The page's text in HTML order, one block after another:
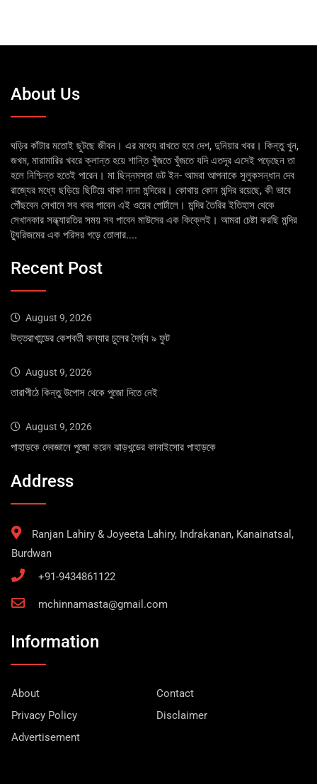
About Us
ঘড়ির কাঁটার মতোই ছুটছে জীবন। এর মধ্যে রাখতে হবে দেশ, দুনিয়ার খবর। কিন্তু খুন,
জখম, মারামারির খবরে ক্লান্ত হয়ে শান্তি খুঁজতে খুঁজতে যদি এতদূর এসেই পড়েছেন তা
হলে নিশ্চিন্ত হতেই পারেন। মা ছিন্নমস্তা ডট ইন- আমরা আপনাকে সুলুকসন্ধান দেব
রাজ্যের মধ্যে ছড়িয়ে ছিটিয়ে থাকা নানা মন্দিরের। কোথায় কোন মন্দির রয়েছে, কী ভাবে
পৌঁছবেন সেখানে সব খবর পাবেন এই ওয়েব পোর্টালে। মন্দির তৈরির ইতিহাস থেকে
সেখানকার সন্ধ্যারতির সময় সব পাবেন মাউসের এক কিক্লেই। আমরা চেষ্টা করছি মন্দির
ট্যুরিজমের এক পরিসর গড়ে তোলার....
Recent Post
August 9, 2026
উত্তরাখান্ডের কেশবতী কন্যার চুলের দৈর্ঘ্য ৯ ফুট
August 9, 2026
তারাপীঠে কিন্তু উপোস থেকে পুজো দিতে নেই
August 9, 2026
পাহাড়কে দেবজ্ঞানে পুজো করেন ঝাড়খন্ডের কানাইসোর পাহাড়কে
Address
Ranjan Lahiry & Joyeeta Lahiry, Indrakanan, Kanainatsal,
Burdwan
+91-9434861122
mchinnamasta@gmail.com
Information
About
Contact
Privacy Policy
Disclaimer
Advertisement